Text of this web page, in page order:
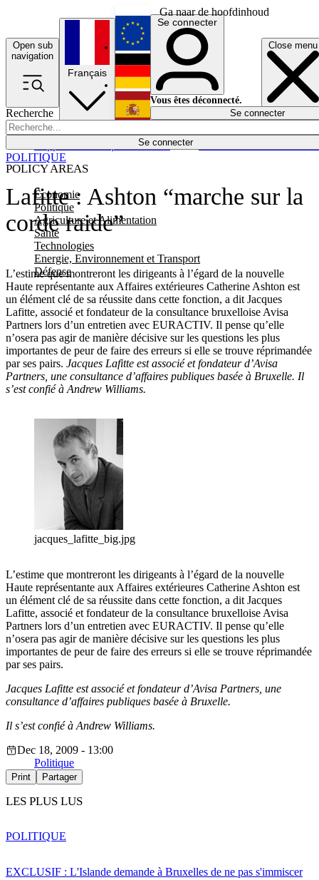
Ga naar de hoofdinhoud
Open sub
navigation
Close menu
Recherche
Se connecter
POLICY AREAS
Economie
Politique
Agriculture et Alimentation
Santé
Technologies
Energie, Environnement et Transport
Défense
Économie
Français
English
Deutsch
Español
Se connecter
Vous êtes déconnecté.
Se connecter
Lafitte : Ashton “marche sur la
corde raide”
L’estime que montreront les dirigeants à l’égard de la nouvelle
Haute représentante aux Affaires extérieures Catherine Ashton est
un élément clé de sa réussite dans cette fonction, a dit Jacques
Lafitte, associé et fondateur de la consultance bruxelloise Avisa
Partners lors d’un entretien avec EURACTIV. Il pense qu’elle
n’osera pas agir de manière décisive sur les questions les plus
importantes de peur de faire des erreurs si elle se trouve réprimandée
par ses pairs. Jacques Lafitte est associé et fondateur d’Avisa
Partners, une consultance d’affaires publiques basée à Bruxelle. Il
s’est confié à Andrew Williams.
POLITIQUE
jacques_lafitte_big.jpg
L’estime que montreront les dirigeants à l’égard de la nouvelle
Haute représentante aux Affaires extérieures Catherine Ashton est
un élément clé de sa réussite dans cette fonction, a dit Jacques
Lafitte, associé et fondateur de la consultance bruxelloise Avisa
Partners lors d’un entretien avec EURACTIV. Il pense qu’elle
n’osera pas agir de manière décisive sur les questions les plus
importantes de peur de faire des erreurs si elle se trouve réprimandée
par ses pairs.
Jacques Lafitte est associé et fondateur d’Avisa Partners, une
consultance d’affaires publiques basée à Bruxelle.
Il s’est confié à Andrew Williams.
Dec 18, 2009 - 13:00
Politique
Print Partager
LES PLUS LUS
EXCLUSIF : L'Islande demande à Bruxelles de ne pas s'immiscer
POLITIQUE